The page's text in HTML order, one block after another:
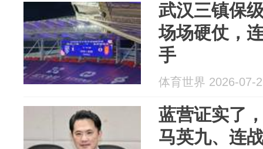
武汉三镇保
场场硬仗，
手
体育世界 2026-07-
蓝营证实了
马英九、连